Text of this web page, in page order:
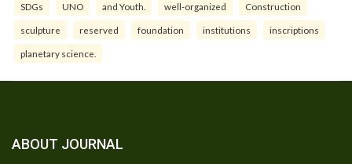
SDGs UNO and Youth. well-organized Construction
sculpture reserved foundation institutions inscriptions
planetary science.
ABOUT JOURNAL